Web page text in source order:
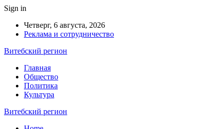
Sign in
Четверг, 6 августа, 2026
Реклама и сотрудничество
Витебский регион
Главная
Общество
Политика
Культура
Витебский регион